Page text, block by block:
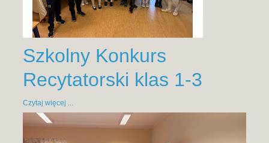
Szkolny Konkurs
Recytatorski klas 1-3
Czytaj więcej ...